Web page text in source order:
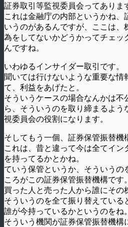
証券取引等監視委員会ってありま
これは金融庁の内部というかね、
いうのがあるんですが、ここは
為をしてないかどうかってチェッ
んですね。
いわゆるインサイダー取引です。
聞いては行けないような重要な情
て、利益をあげたと。
そういうケースの場合なんかは
ら、そういうのを取り締まるよう
視委員会の役割になります。
そしてもう一個、証券保管振替機
これは、昔と違って今は全てイ
を持ってるかとかね。
ていう保管というか、そういうの
ころがこの証券保管振替機構です。
買った人と売った人から誰にその
そういうのを全て振り替えている
誰が今持っているかというのをね
そういう機関が証券保管振替機構